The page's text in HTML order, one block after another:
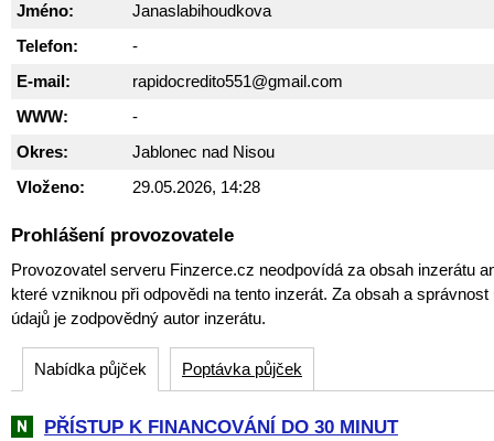
Jméno:
Janaslabihoudkova
Telefon:
-
E-mail:
rapidocredito551@gmail.com
WWW:
-
Okres:
Jablonec nad Nisou
Vloženo:
29.05.2026, 14:28
Prohlášení provozovatele
Provozovatel serveru Finzerce.cz neodpovídá za obsah inzerátu
které vzniknou při odpovědi na tento inzerát. Za obsah a
údajů je zodpovědný autor inzerátu.
Nabídka půjček Poptávka půjček
PŘÍSTUP K FINANCOVÁNÍ DO 30 MINUT